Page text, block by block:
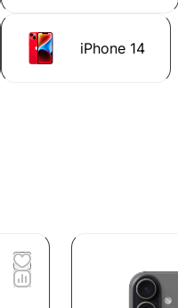
iPhone 14